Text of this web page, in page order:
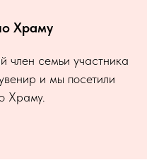
Храму
член семьи участника
и мы посетили
Храму.